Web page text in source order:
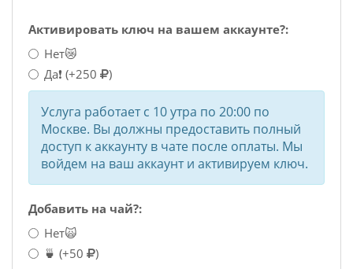
Активировать ключ на вашем аккаунте?:
Нет😿
Да❗ (+250 )
Услуга работает с 10 утра по 20:00 по
Москве. Вы должны предоставить полный
доступ к аккаунту в чате после оплаты. Мы
войдем на ваш аккаунт и активируем ключ.
Добавить на чай?:
Нет🙀
🍵 (+50
)